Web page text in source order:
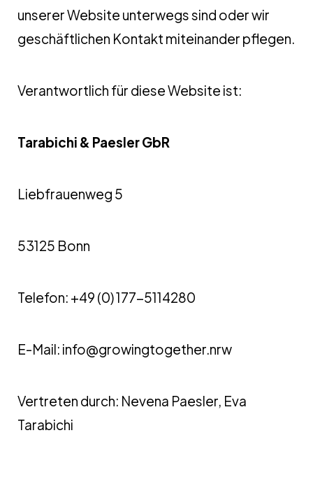
unserer Website unterwegs sind oder wir
geschäftlichen Kontakt miteinander pflegen.
Verantwortlich für diese Website ist:
Tarabichi & Paesler GbR
Liebfrauenweg 5
53125 Bonn
Telefon: +49 (0) 177-5114280
E-Mail: info@growingtogether.nrw
Vertreten durch: Nevena Paesler, Eva
Tarabichi